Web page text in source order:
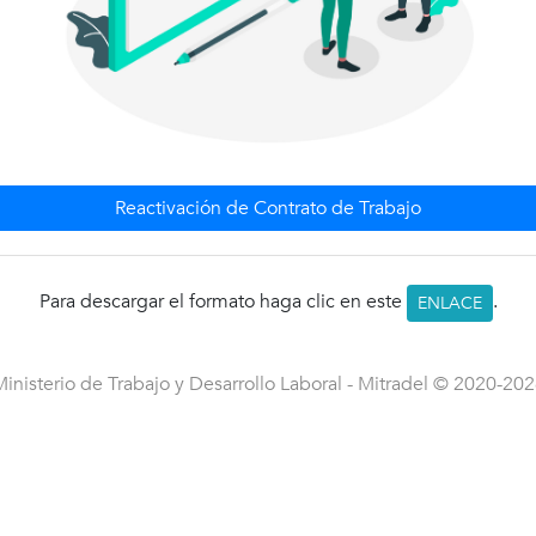
Reactivación de Contrato de Trabajo
Para descargar el formato haga clic en este ENLACE .
de Trabajo y Desarrollo Laboral - Mitradel © 2020-